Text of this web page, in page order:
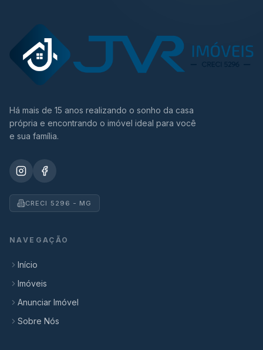
Há mais de 15 anos realizando o sonho da casa
própria e encontrando o imóvel ideal para você
e sua família.
CRECI 5296 - MG
NAVEGAÇÃO
Início
Imóveis
Anunciar Imóvel
Sobre Nós